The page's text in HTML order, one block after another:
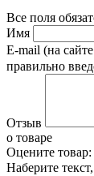
Все поля
Имя
E-mail (на
правильно
Отзыв
о товаре
Оцените товар:
Наберите